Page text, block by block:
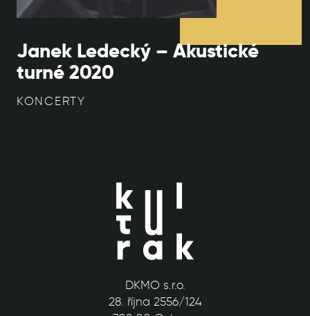
Janek Ledecký – Akustické
turné 2020
KONCERTY
DKMO s.r.o.
28. října 2556/124